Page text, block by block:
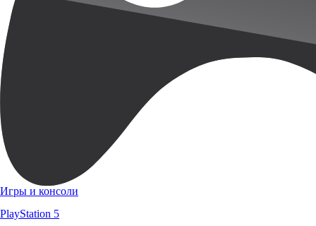
Игры и консоли
PlayStation 5